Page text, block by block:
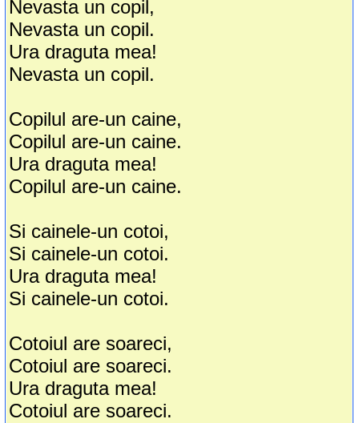
Nevasta un copil,
Nevasta un copil.
Ura draguta mea!
Nevasta un copil.
Copilul are-un caine,
Copilul are-un caine.
Ura draguta mea!
Copilul are-un caine.
Si cainele-un cotoi,
Si cainele-un cotoi.
Ura draguta mea!
Si cainele-un cotoi.
Cotoiul are soareci,
Cotoiul are soareci.
Ura draguta mea!
Cotoiul are soareci.